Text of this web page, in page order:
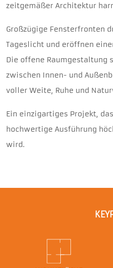
zeitgemäßer Architektur
Großzügige Fensterfronten
Tageslicht und eröffnen
Die offene Raumgestaltung
zwischen Innen- und
voller Weite, Ruhe und
Ein einzigartiges Projekt,
hochwertige Ausführung
wird.